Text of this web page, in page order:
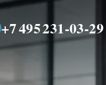
+7 495 231-03-29